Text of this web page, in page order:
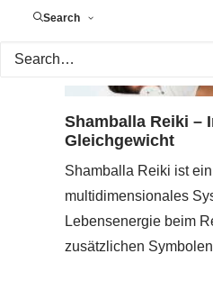
Search
Shamballa Reiki –
Gleichgewicht
Shamballa Reiki ist ein
multidimensionales
Lebensenergie beim
zusätzlichen